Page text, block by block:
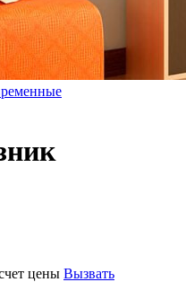
цены Вызвать